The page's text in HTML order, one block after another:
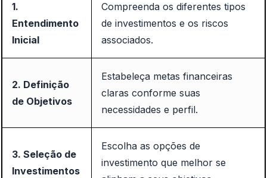
1.
Entendimento
Inicial
Compreenda os diferentes tipos
de investimentos e os riscos
associados.
2. Definição
de Objetivos
Estabeleça metas financeiras
claras conforme suas
necessidades e perfil.
3. Seleção de
Investimentos
Escolha as opções de
investimento que melhor se